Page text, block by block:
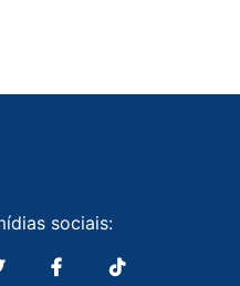
sociais: